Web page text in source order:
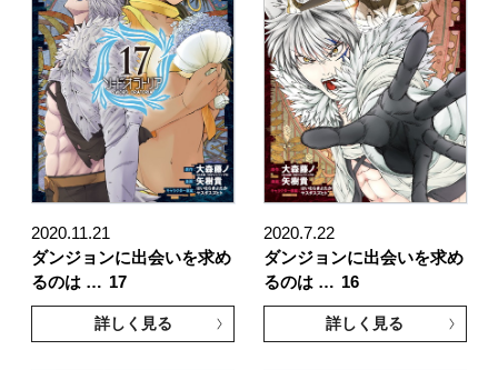
2020.11.21
ダンジョンに出会いを求め
るのは … 17
詳しく見る
2020.7.22
ダンジョンに出会いを求め
るのは … 16
詳しく見る